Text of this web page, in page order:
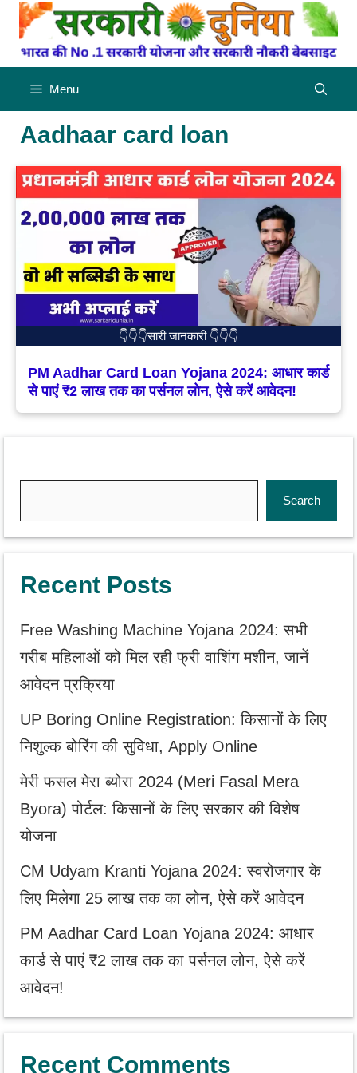
Skip
content
Menu
Aadhaar card loan
👇👇👇सारी जानकारी 👇👇👇
PM Aadhar Card Loan Yojana 2024: आधार कार्ड
से पाएं ₹2 लाख तक का पर्सनल लोन, ऐसे करें आवेदन!
Search
Recent Posts
Free Washing Machine Yojana 2024: सभी
गरीब महिलाओं को मिल रही फ्री वाशिंग मशीन, जानें
आवेदन प्रक्रिया
UP Boring Online Registration: किसानों के लिए
निशुल्क बोरिंग की सुविधा, Apply Online
मेरी फसल मेरा ब्योरा 2024 (Meri Fasal Mera
Byora) पोर्टल: किसानों के लिए सरकार की विशेष
योजना
CM Udyam Kranti Yojana 2024: स्वरोजगार के
लिए मिलेगा 25 लाख तक का लोन, ऐसे करें आवेदन
PM Aadhar Card Loan Yojana 2024: आधार
कार्ड से पाएं ₹2 लाख तक का पर्सनल लोन, ऐसे करें
आवेदन!
Recent Comments